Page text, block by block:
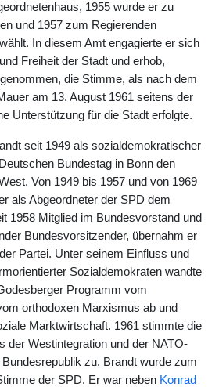
1955 wurde er zu
und 1957 zum Regierenden
In diesem Amt engagierte er sich
Freiheit der Stadt und erhob,
die Stimme, als nach dem
am 13. August 1961 seitens der
Unterstützung für die Stadt erfolgte.
seit 1949 als sozialdemokratischer
Bundestag in Bonn den
Von 1949 bis 1957 und von 1969
als Abgeordneter der SPD dem
1958 Mitglied im Bundesvorstand und
Bundesvorsitzender, übernahm er
Partei. Unter seinem Einfluss und
Sozialdemokraten wandte
Programm vom
orthodoxen Marxismus ab und
Marktwirtschaft. 1961 stimmte die
der Westintegration und der NATO-
zu. Brandt wurde zum
der SPD. Er war neben Konrad